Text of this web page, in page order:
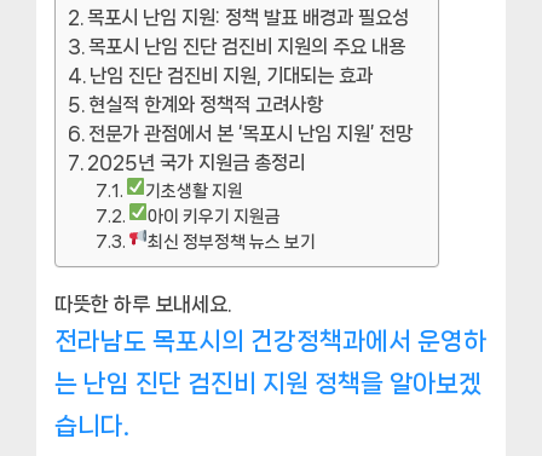
목포시 난임 지원: 정책 발표 배경과 필요성
목포시 난임 진단 검진비 지원의 주요 내용
난임 진단 검진비 지원, 기대되는 효과
현실적 한계와 정책적 고려사항
전문가 관점에서 본 ‘목포시 난임 지원’ 전망
2025년 국가 지원금 총정리
기초생활 지원
아이 키우기 지원금
최신 정부정책 뉴스 보기
따뜻한 하루 보내세요.
전라남도 목포시의 건강정책과에서 운영하
는 난임 진단 검진비 지원 정책을 알아보겠
습니다.